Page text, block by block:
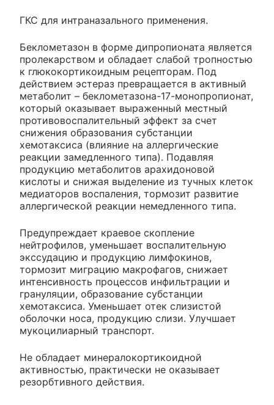
ГКС для интраназального применения.
Беклометазон в форме дипропионата является
пролекарством и обладает слабой тропностью
к глюкокортикоидным рецепторам. Под
действием эстераз превращается в активный
метаболит – беклометазона-17-монопропионат,
который оказывает выраженный местный
противовоспалительный эффект за счет
снижения образования субстанции
хемотаксиса (влияние на аллергические
реакции замедленного типа). Подавляя
продукцию метаболитов арахидоновой
кислоты и снижая выделение из тучных клеток
медиаторов воспаления, тормозит развитие
аллергической реакции немедленного типа.
Предупреждает краевое скопление
нейтрофилов, уменьшает воспалительную
экссудацию и продукцию лимфокинов,
тормозит миграцию макрофагов, снижает
интенсивность процессов инфильтрации и
грануляции, образование субстанции
хемотаксиса. Уменьшает отек слизистой
оболочки носа, продукцию слизи. Улучшает
мукоцилиарный транспорт.
Не обладает минералокортикоидной
активностью, практически не оказывает
резорбтивного действия.